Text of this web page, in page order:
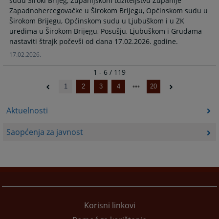
Aktuelnosti
Saopćenja za javnost
Zapadnohercegovačke u Širokom Brijegu, Općinskom sudu u
Širokom Brijegu, Općinskom sudu u Ljubuškom i u ZK
uredima u Širokom Brijegu, Posušju, Ljubuškom i Grudama
nastaviti štrajk počevši od dana 17.02.2026. godine.
17.02.2026.
1 - 6 / 119
1 2 3 4 20
Korisni linkovi